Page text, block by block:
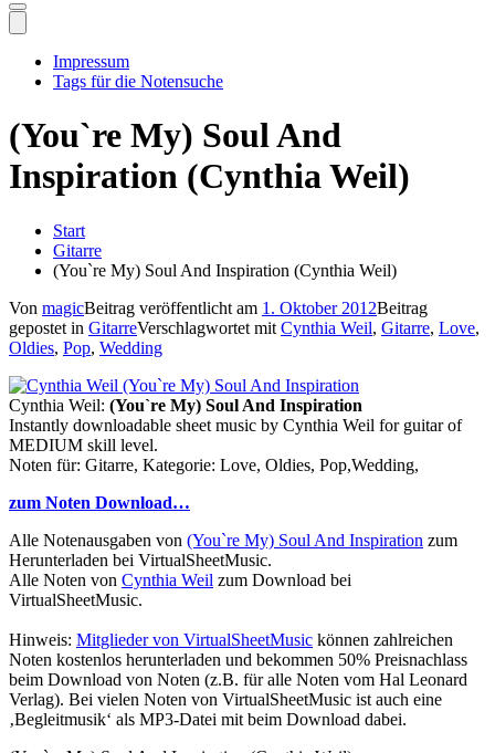
Impressum
Tags für die Notensuche
(You`re My) Soul And
Inspiration (Cynthia Weil)
Start
Gitarre
(You`re My) Soul And Inspiration (Cynthia Weil)
Von magicBeitrag veröffentlicht am 1. Oktober 2012Beitrag
gepostet in GitarreVerschlagwortet mit Cynthia Weil, Gitarre, Love,
Oldies, Pop, Wedding
Cynthia Weil: (You`re My) Soul And Inspiration
Instantly downloadable sheet music by Cynthia Weil for guitar of
MEDIUM skill level.
Noten für: Gitarre, Kategorie: Love, Oldies, Pop,Wedding,
zum Noten Download…
Alle Notenausgaben von (You`re My) Soul And Inspiration zum
Herunterladen bei VirtualSheetMusic.
Alle Noten von Cynthia Weil zum Download bei
VirtualSheetMusic.
Hinweis: Mitglieder von VirtualSheetMusic können zahlreichen
Noten kostenlos herunterladen und bekommen 50% Preisnachlass
beim Download von Noten (z.B. für alle Noten vom Hal Leonard
Verlag). Bei vielen Noten von VirtualSheetMusic ist auch eine
‚Begleitmusik‘ als MP3-Datei mit beim Download dabei.